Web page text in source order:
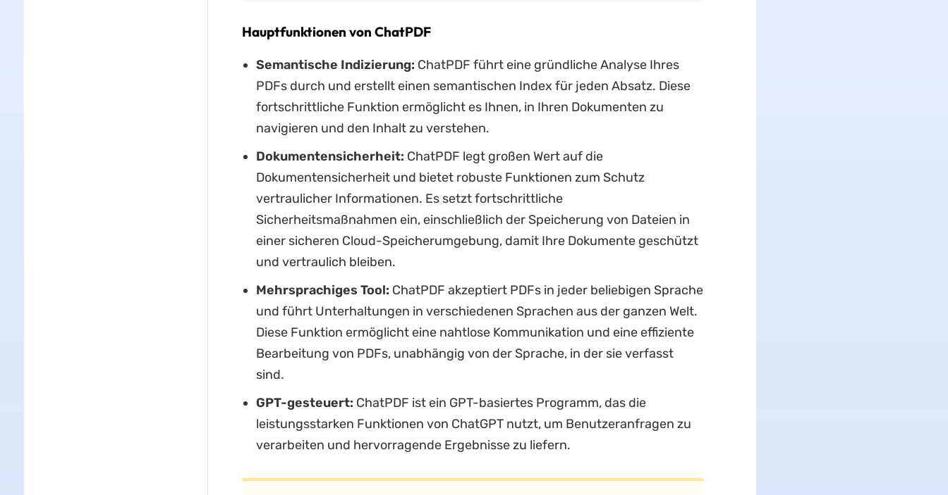
Hauptfunktionen von ChatPDF
Semantische Indizierung: ChatPDF führt eine gründliche Analyse Ihres
PDFs durch und erstellt einen semantischen Index für jeden Absatz. Diese
fortschrittliche Funktion ermöglicht es Ihnen, in Ihren Dokumenten zu
navigieren und den Inhalt zu verstehen.
Dokumentensicherheit: ChatPDF legt großen Wert auf die
Dokumentensicherheit und bietet robuste Funktionen zum Schutz
vertraulicher Informationen. Es setzt fortschrittliche
Sicherheitsmaßnahmen ein, einschließlich der Speicherung von Dateien in
einer sicheren Cloud-Speicherumgebung, damit Ihre Dokumente geschützt
und vertraulich bleiben.
Mehrsprachiges Tool: ChatPDF akzeptiert PDFs in jeder beliebigen Sprache
und führt Unterhaltungen in verschiedenen Sprachen aus der ganzen Welt.
Diese Funktion ermöglicht eine nahtlose Kommunikation und eine effiziente
Bearbeitung von PDFs, unabhängig von der Sprache, in der sie verfasst
sind.
GPT-gesteuert: ChatPDF ist ein GPT-basiertes Programm, das die
leistungsstarken Funktionen von ChatGPT nutzt, um Benutzeranfragen zu
verarbeiten und hervorragende Ergebnisse zu liefern.